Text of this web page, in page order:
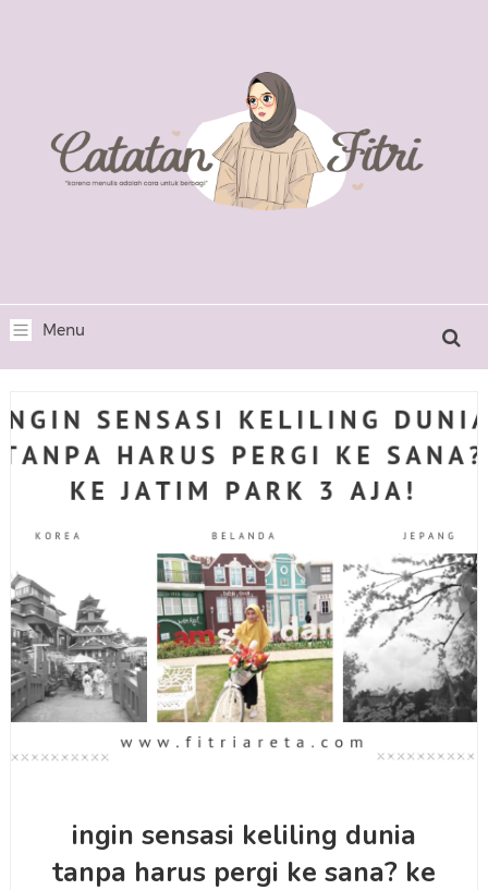
ingin sensasi keliling dunia
tanpa harus pergi ke sana? ke